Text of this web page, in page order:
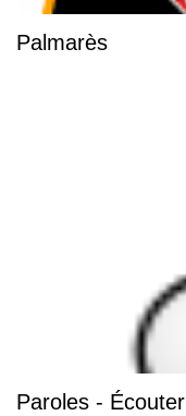
Palmarès
Paroles - Écouter